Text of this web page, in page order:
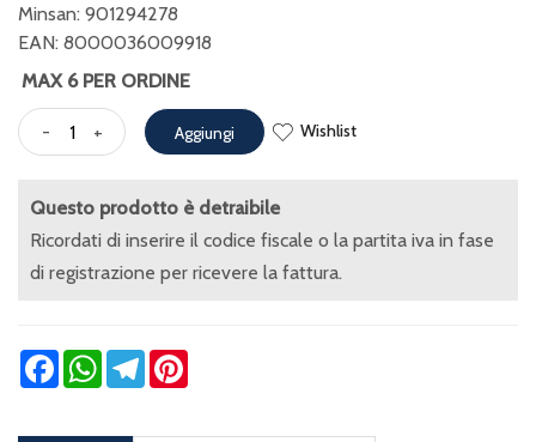
Minsan: 901294278
EAN: 8000036009918
MAX 6 PER ORDINE
- + Aggiungi Wishlist
Questo prodotto è detraibile
Ricordati di inserire il codice fiscale o la partita iva in fase
di registrazione per ricevere la fattura.
FacebookWhatsApp
Telegram